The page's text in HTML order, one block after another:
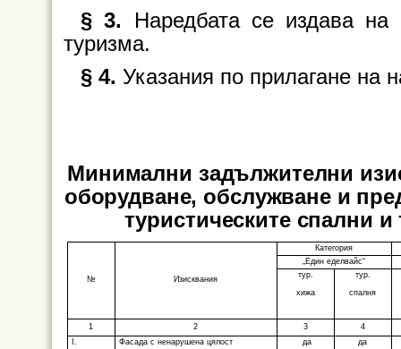
§ 3. Наредбата се издава
туризма.
§ 4. Указания по прилагане на
Минимални задължителни
оборудване, обслужване и
туристическите спални
№ Изисквания
Категория
„Един еделвайс“
тур.
хижа
тур.
спалня
1 2 3
4
Фасада с ненарушена цялост да
да